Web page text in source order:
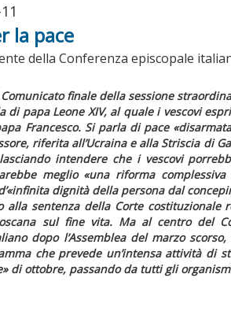
la pace
della Conferenza episcopale
Comunicato finale della sessione
di papa Leone XIV, al quale i vescovi
Francesco. Si parla di pace
riferita all’Ucraina e alla Striscia di
intendere che i vescovi
meglio «una riforma complessiva
«infinita dignità della persona dal
sentenza della Corte costituzionale
sul fine vita. Ma al centro del
dopo l’Assemblea del marzo
che prevede un’intensa attività di
di ottobre, passando da tutti gli